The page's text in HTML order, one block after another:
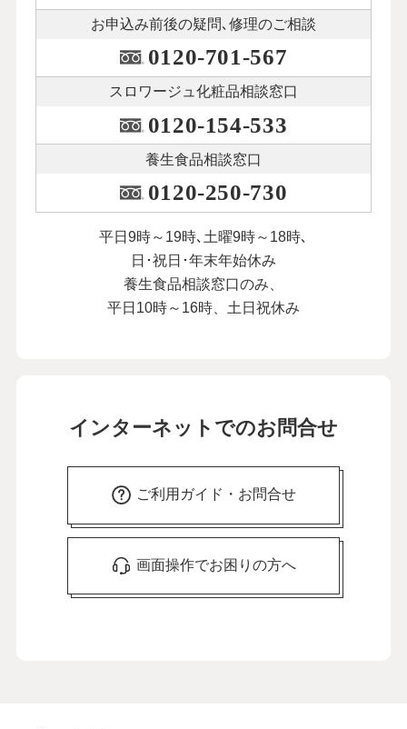
お申込み前後の疑問､修理のご相談
0120-701-567
スロワージュ化粧品相談窓口
0120-154-533
養生食品相談窓口
0120-250-730
平日9時～19時､土曜9時～18時､
日･祝日･年末年始休み
養生食品相談窓口のみ、
平日10時～16時、土日祝休み
インターネットでのお問合せ
ご利用ガイド・お問合せ
画面操作でお困りの方へ